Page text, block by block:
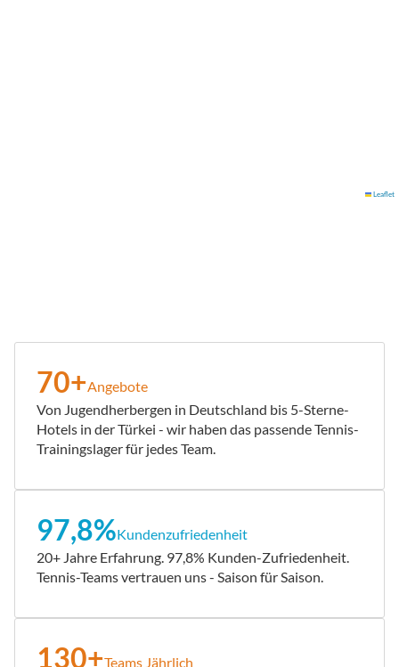
Leaflet
70+Angebote
Von Jugendherbergen in Deutschland bis 5-Sterne-
Hotels in der Türkei - wir haben das passende Tennis-
Trainingslager für jedes Team.
97,8%Kundenzufriedenheit
20+ Jahre Erfahrung. 97,8% Kunden-Zufriedenheit.
Tennis-Teams vertrauen uns - Saison für Saison.
130+Teams Jährlich